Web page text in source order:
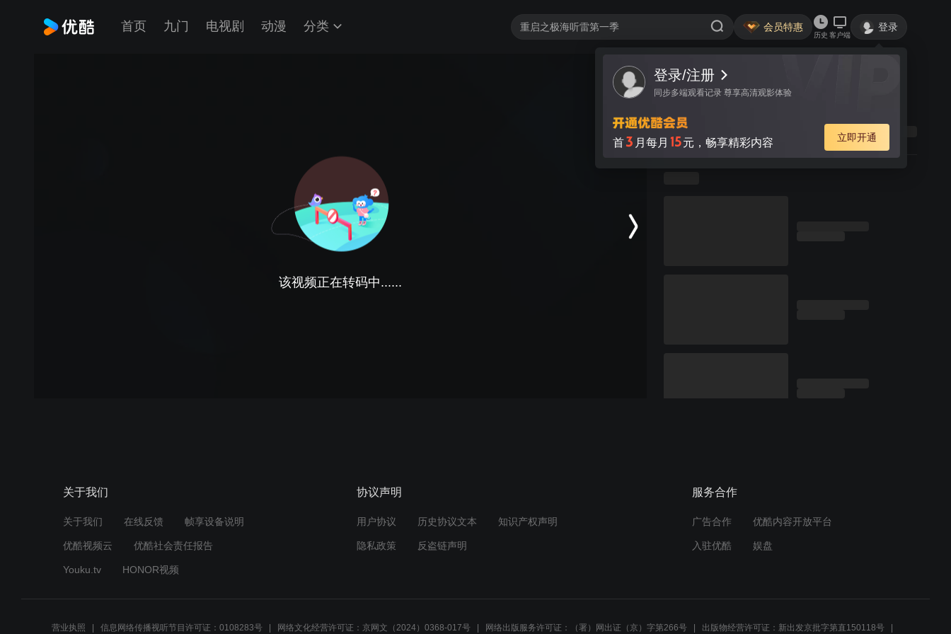
首页 九门 电视剧 动漫 分类 会员特惠
历史 客户端
登录
登录/注册
同步多端观看记录 尊享高清观影体验
首3 月每月 15元，畅享精彩内容 立即开通
该视频正在转码中......
关于我们
关于我们 在线反馈 帧享设备说明
优酷视频云 优酷社会责任报告
Youku.tv HONOR视频
协议声明
用户协议 历史协议文本 知识产权声明
隐私政策 反盗链声明
服务合作
广告合作 优酷内容开放平台
入驻优酷 娱盘
营业执照 信息网络传播视听节目许可证：0108283号 网络文化经营许可证：京网文（2024）0368-017号 网络出版服务许可证：（署）网出证（京）字第266号 出版物经营许可证：新出发京批字第直150118号